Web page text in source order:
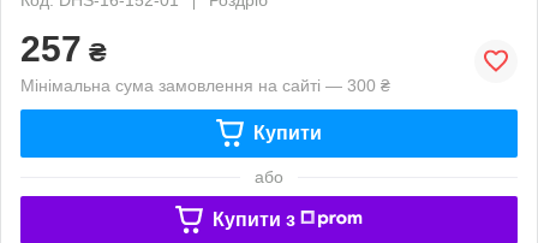
257 ₴
Мінімальна сума замовлення на сайті — 300 ₴
Купити
або
Купити з